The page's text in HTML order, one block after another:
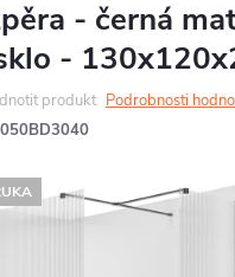
- černá
-
produkt Podrobnosti